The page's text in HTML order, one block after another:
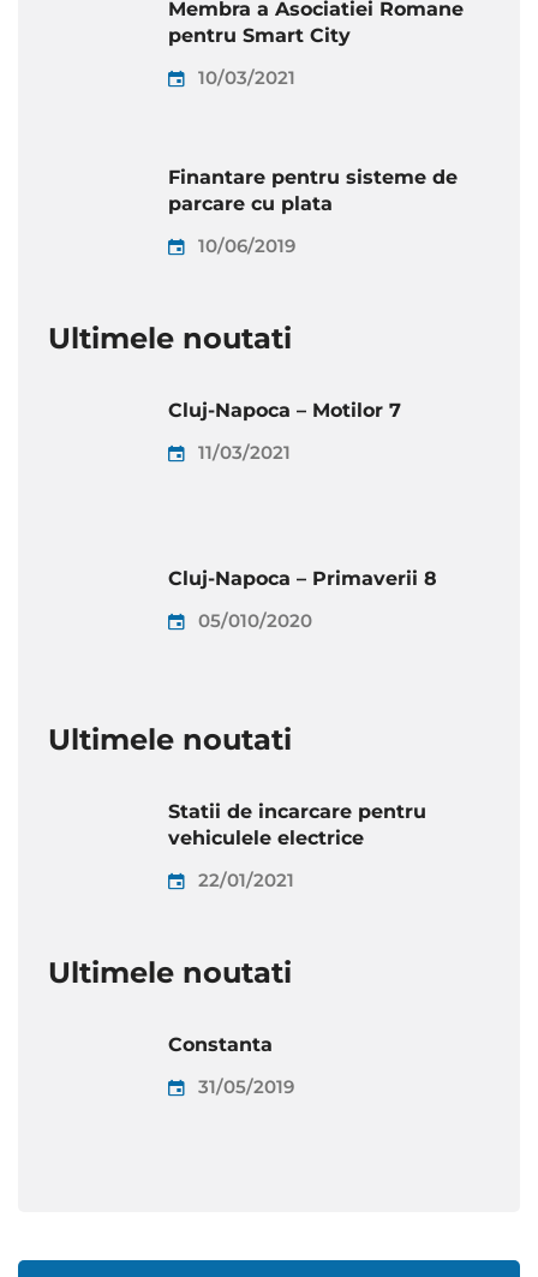
Membra a Asociatiei Romane
pentru Smart City
10/03/2021
Finantare pentru sisteme de
parcare cu plata
10/06/2019
Ultimele noutati
Cluj-Napoca – Motilor 7
11/03/2021
Cluj-Napoca – Primaverii 8
05/010/2020
Ultimele noutati
Statii de incarcare pentru
vehiculele electrice
22/01/2021
Ultimele noutati
Constanta
31/05/2019